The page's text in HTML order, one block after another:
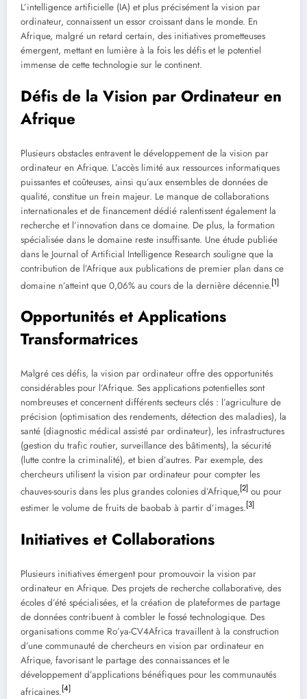
L’intelligence artificielle (IA) et plus précisément la vision par
ordinateur, connaissent un essor croissant dans le monde. En
Afrique, malgré un retard certain, des initiatives prometteuses
émergent, mettant en lumière à la fois les défis et le potentiel
immense de cette technologie sur le continent.
Défis de la Vision par Ordinateur en
Afrique
Plusieurs obstacles entravent le développement de la vision par
ordinateur en Afrique. L’accès limité aux ressources informatiques
puissantes et coûteuses, ainsi qu’aux ensembles de données de
qualité, constitue un frein majeur. Le manque de collaborations
internationales et de financement dédié ralentissent également la
recherche et l’innovation dans ce domaine. De plus, la formation
spécialisée dans le domaine reste insuffisante. Une étude publiée
dans le Journal of Artificial Intelligence Research souligne que la
contribution de l’Afrique aux publications de premier plan dans ce
domaine n’atteint que 0,06% au cours de la dernière décennie.[1]
Opportunités et Applications
Transformatrices
Malgré ces défis, la vision par ordinateur offre des opportunités
considérables pour l’Afrique. Ses applications potentielles sont
nombreuses et concernent différents secteurs clés : l’agriculture de
précision (optimisation des rendements, détection des maladies), la
santé (diagnostic médical assisté par ordinateur), les infrastructures
(gestion du trafic routier, surveillance des bâtiments), la sécurité
(lutte contre la criminalité), et bien d’autres. Par exemple, des
chercheurs utilisent la vision par ordinateur pour compter les
chauves-souris dans les plus grandes colonies d’Afrique,[2] ou pour
estimer le volume de fruits de baobab à partir d’images.[3]
Initiatives et Collaborations
Plusieurs initiatives émergent pour promouvoir la vision par
ordinateur en Afrique. Des projets de recherche collaborative, des
écoles d’été spécialisées, et la création de plateformes de partage
de données contribuent à combler le fossé technologique. Des
organisations comme Ro’ya-CV4Africa travaillent à la construction
d’une communauté de chercheurs en vision par ordinateur en
Afrique, favorisant le partage des connaissances et le
développement d’applications bénéfiques pour les communautés
africaines.[4]